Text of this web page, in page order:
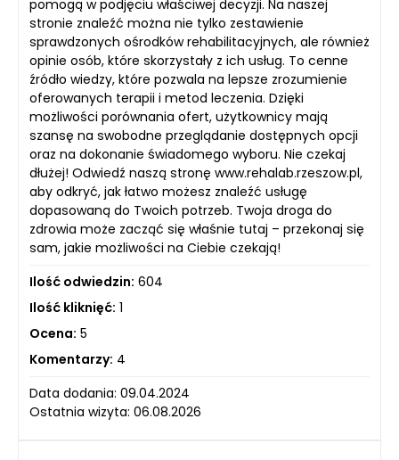
pomogą w podjęciu właściwej decyzji. Na naszej
stronie znaleźć można nie tylko zestawienie
sprawdzonych ośrodków rehabilitacyjnych, ale również
opinie osób, które skorzystały z ich usług. To cenne
źródło wiedzy, które pozwala na lepsze zrozumienie
oferowanych terapii i metod leczenia. Dzięki
możliwości porównania ofert, użytkownicy mają
szansę na swobodne przeglądanie dostępnych opcji
oraz na dokonanie świadomego wyboru. Nie czekaj
dłużej! Odwiedź naszą stronę www.rehalab.rzeszow.pl,
aby odkryć, jak łatwo możesz znaleźć usługę
dopasowaną do Twoich potrzeb. Twoja droga do
zdrowia może zacząć się właśnie tutaj – przekonaj się
sam, jakie możliwości na Ciebie czekają!
Ilość odwiedzin: 604
Ilość kliknięć: 1
Ocena: 5
Komentarzy: 4
Data dodania: 09.04.2024
Ostatnia wizyta: 06.08.2026